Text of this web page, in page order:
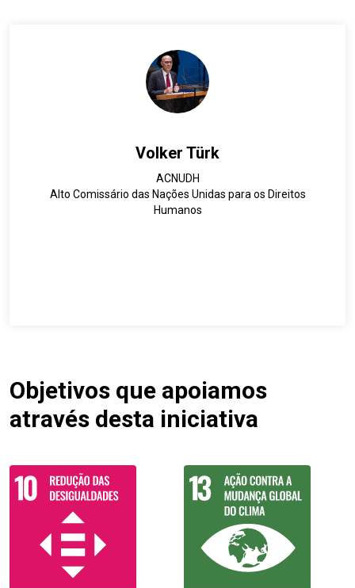
Volker Türk
ACNUDH
Alto Comissário das Nações Unidas para os Direitos
Humanos
Objetivos que apoiamos
através desta iniciativa